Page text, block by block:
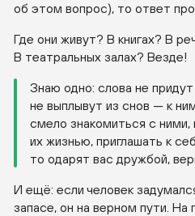
об этом вопрос), то ответ
Где они живут? В книгах? В
В театральных залах? Везде!
Знаю одно: слова не
не выплывут из снов — к
смело знакомиться с ними,
их жизнью, приглашать к
то одарят вас дружбой,
И ещё: если человек
запасе, он на верном пути. На